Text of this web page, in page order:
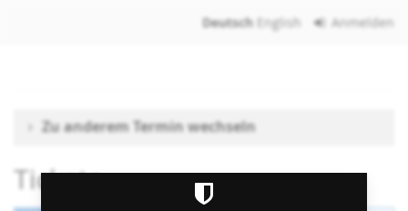
Deutsch English Anmelden
Zu anderem Termin wechseln
Tickets